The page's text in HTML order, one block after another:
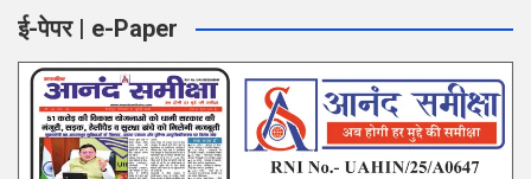
ई-पेपर | e-Paper